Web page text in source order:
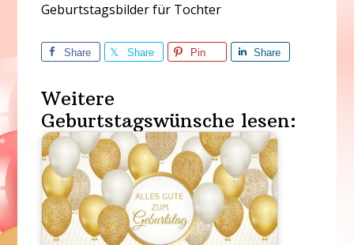
Geburtstagsbilder für Tochter
Share Share Pin Share
Weitere
Geburtstagswünsche lesen: